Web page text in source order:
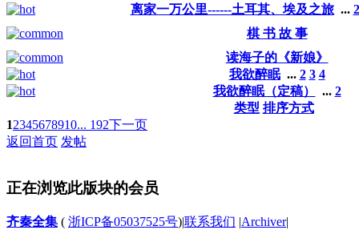
离家一万公里------土耳其、埃及之旅 ... 2
棋 书 故 事
读海子的《新娘》
我欲醉眠 ... 2 3 4
我欲醉眠（定稿）
... 2
类型 排序方式
12345678910... 192下一页
返回首页 发帖
正在浏览此版块的会员
齐秦全集 ( 浙ICP备05037525号)|联系我们 |Archiver|